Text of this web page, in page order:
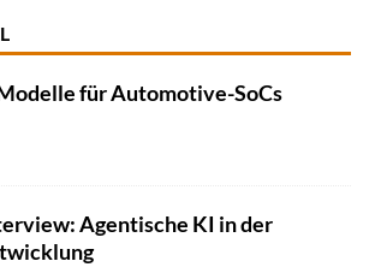
für Automotive-SoCs
Agentische KI in der